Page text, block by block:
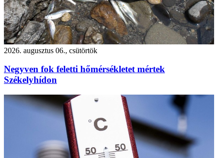
2026. augusztus 06., csütörtök
Negyven fok feletti hőmérsékletet mértek
Székelyhídon